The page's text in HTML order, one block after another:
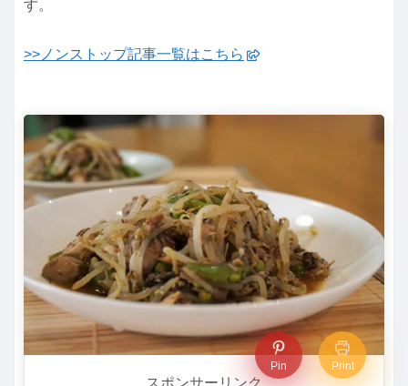
す。
>>ノンストップ記事一覧はこちら
Pin Print